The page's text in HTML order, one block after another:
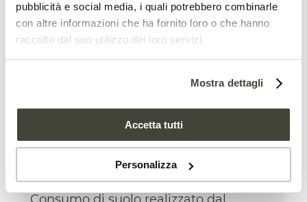
pubblicità e social media, i quali potrebbero combinarle
con altre informazioni che ha fornito loro o che hanno
raccolto dal suo utilizzo dei loro servizi.
Mostra dettagli
Accetta tutti
Personalizza
Il consumo di suolo
galoppa. Il costo
economico collettivo è
In vista del World Soil Day 2024,
presentato il nuovo rapporto sul